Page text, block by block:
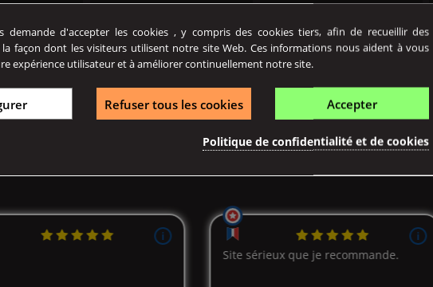
PINKMAN
L'arôme concentré PINKMAN
L'arôme concentré
est adapté...
demande d'accepter les cookies , y compris des cookies tiers, afin de recueillir des
façon dont les visiteurs utilisent notre site Web. Ces informations nous aident à vous
expérience utilisateur et à améliorer continuellement notre site.
Accepter
Refuser tous les cookies
Politique de confidentialité et de cookies